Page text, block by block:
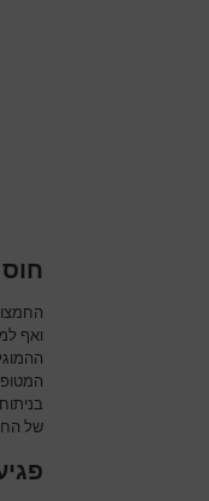
ואף
של